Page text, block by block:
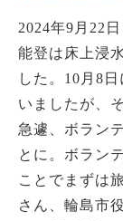
2024年9月22
能登は床上浸
した。10月8
いましたが、
急遽、ボラン
とに。ボラン
ことでまずは
さん、輪島市